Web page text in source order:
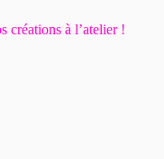
créations à l’atelier !